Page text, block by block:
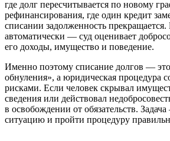
где долг пересчитывается по новому
рефинансирования, где один кредит
списании задолженность
автоматически — суд оценивает
его доходы, имущество и поведение.
Именно поэтому списание долгов —
обнуления», а юридическая процедура
рисками. Если человек скрывал
сведения или действовал
в освобождении от обязательств.
ситуацию и пройти процедуру